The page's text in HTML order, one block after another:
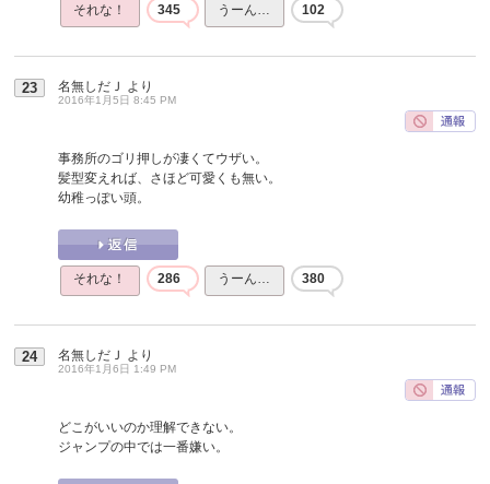
それな！ 345 うーん… 102
23 名無しだＪ より
2016年1月5日 8:45 PM
事務所のゴリ押しが凄くてウザい。
髪型変えれば、さほど可愛くも無い。
幼稚っぽい頭。
それな！ 286 うーん… 380
24 名無しだＪ より
2016年1月6日 1:49 PM
どこがいいのか理解できない。
ジャンプの中では一番嫌い。